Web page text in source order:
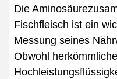
Die
Fischfleisch ist ein
Messung seines
Obwohl